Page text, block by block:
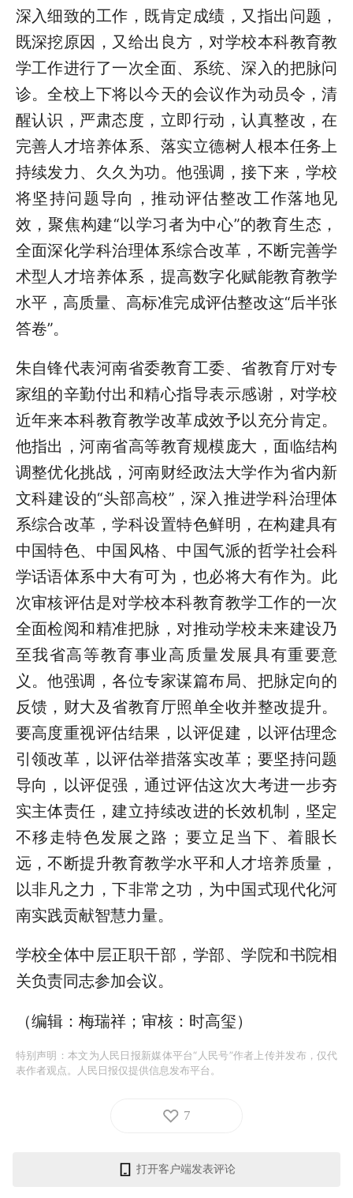
深入细致的工作，既肯定成绩，又指出问题，
既深挖原因，又给出良方，对学校本科教育教
学工作进行了一次全面、系统、深入的把脉问
诊。全校上下将以今天的会议作为动员令，清
醒认识，严肃态度，立即行动，认真整改，在
完善人才培养体系、落实立德树人根本任务上
持续发力、久久为功。他强调，接下来，学校
将坚持问题导向，推动评估整改工作落地见
效，聚焦构建“以学习者为中心”的教育生态，
全面深化学科治理体系综合改革，不断完善学
术型人才培养体系，提高数字化赋能教育教学
水平，高质量、高标准完成评估整改这“后半张
答卷”。
朱自锋代表河南省委教育工委、省教育厅对专
家组的辛勤付出和精心指导表示感谢，对学校
近年来本科教育教学改革成效予以充分肯定。
他指出，河南省高等教育规模庞大，面临结构
调整优化挑战，河南财经政法大学作为省内新
文科建设的“头部高校”，深入推进学科治理体
系综合改革，学科设置特色鲜明，在构建具有
中国特色、中国风格、中国气派的哲学社会科
学话语体系中大有可为，也必将大有作为。此
次审核评估是对学校本科教育教学工作的一次
全面检阅和精准把脉，对推动学校未来建设乃
至我省高等教育事业高质量发展具有重要意
义。他强调，各位专家谋篇布局、把脉定向的
反馈，财大及省教育厅照单全收并整改提升。
要高度重视评估结果，以评促建，以评估理念
引领改革，以评估举措落实改革；要坚持问题
导向，以评促强，通过评估这次大考进一步夯
实主体责任，建立持续改进的长效机制，坚定
不移走特色发展之路；要立足当下、着眼长
远，不断提升教育教学水平和人才培养质量，
以非凡之力，下非常之功，为中国式现代化河
南实践贡献智慧力量。
学校全体中层正职干部，学部、学院和书院相
关负责同志参加会议。
（编辑：梅瑞祥；审核：时高玺）
特别声明：本文为人民日报新媒体平台“人民号”作者上传并发布，仅代
表作者观点。人民日报仅提供信息发布平台。
7
打开客户端发表评论